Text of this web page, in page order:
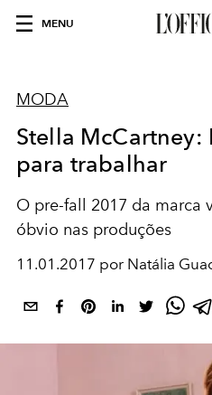
MENU
MODA
Stella McCartney:
para trabalhar
O pre-fall 2017 da marca
óbvio nas produções
11.01.2017 por Natália